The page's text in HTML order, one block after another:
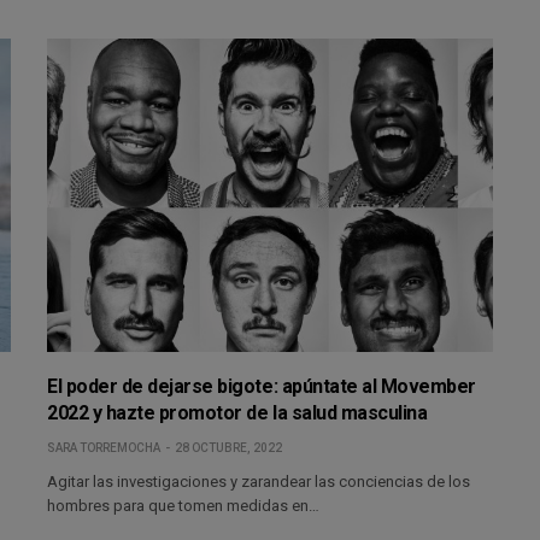
El poder de dejarse bigote: apúntate al Movember
2022 y hazte promotor de la salud masculina
SARA TORREMOCHA 28 OCTUBRE, 2022
Agitar las investigaciones y zarandear las conciencias de los
hombres para que tomen medidas en…